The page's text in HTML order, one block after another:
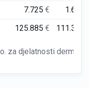
7.725€ 1.677
125.885€ 111.399
za djelatnosti